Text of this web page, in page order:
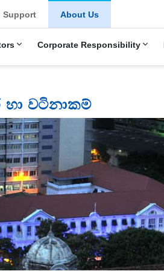
Support About Us
Corporate Responsibility
හා වටිනාකම්